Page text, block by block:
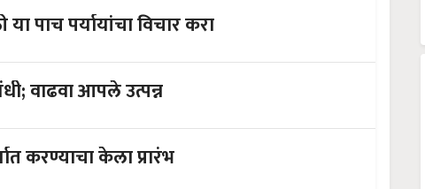
पाच पर्यायांचा विचार करा
अमूलसोबत व्यवसाय करण्याची संधी; वाढवा आपले उत्पन्न
करण्याचा केला प्रारंभ